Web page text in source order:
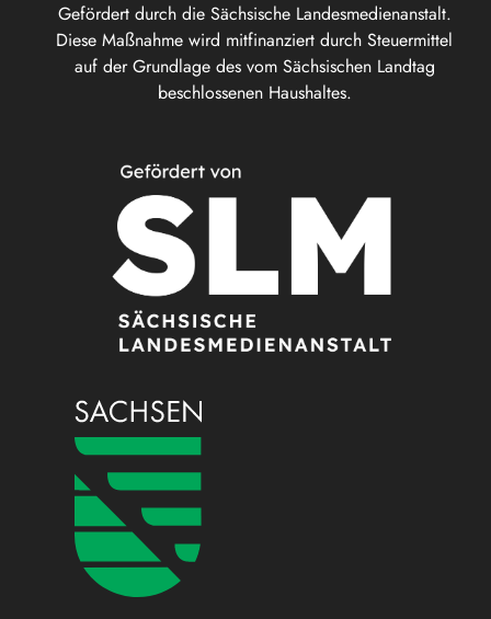
Gefördert durch die Sächsische Landesmedienanstalt.
Diese Maßnahme wird mitfinanziert durch Steuermittel
auf der Grundlage des vom Sächsischen Landtag
beschlossenen Haushaltes.